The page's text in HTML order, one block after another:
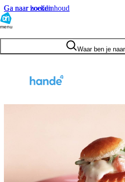
Ga naar hoofdinhoud
Ga naar zoeken
menu
Waar ben je